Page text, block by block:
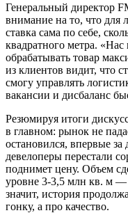
Генеральный директор
внимание на то, что для
ставка сама по себе,
квадратного метра. «Нас
обрабатывать товар
из клиентов видит, что
смогу управлять
вакансии и дисбаланс
Резюмируя итоги
в главном: рынок не
остановился, впервые за
девелоперы перестали
поднимет цену. Объем
уровне 3-3,5 млн кв. м —
значит, история
гонку, а про качество.